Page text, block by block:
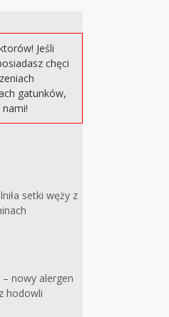
Jeśli
chęci
gatunków,
nami!
setki węży z
nowy alergen
hodowli